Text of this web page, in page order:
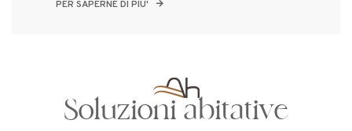
PER SAPERNE DI PIU'
Soluzioni abitative